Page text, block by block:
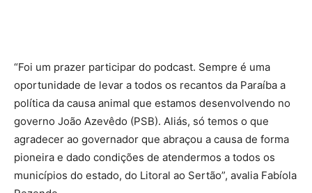
“Foi um prazer participar do podcast. Sempre é uma
oportunidade de levar a todos os recantos da Paraíba a
política da causa animal que estamos desenvolvendo no
governo João Azevêdo (PSB). Aliás, só temos o que
agradecer ao governador que abraçou a causa de forma
pioneira e dado condições de atendermos a todos os
municípios do estado, do Litoral ao Sertão”, avalia Fabíola